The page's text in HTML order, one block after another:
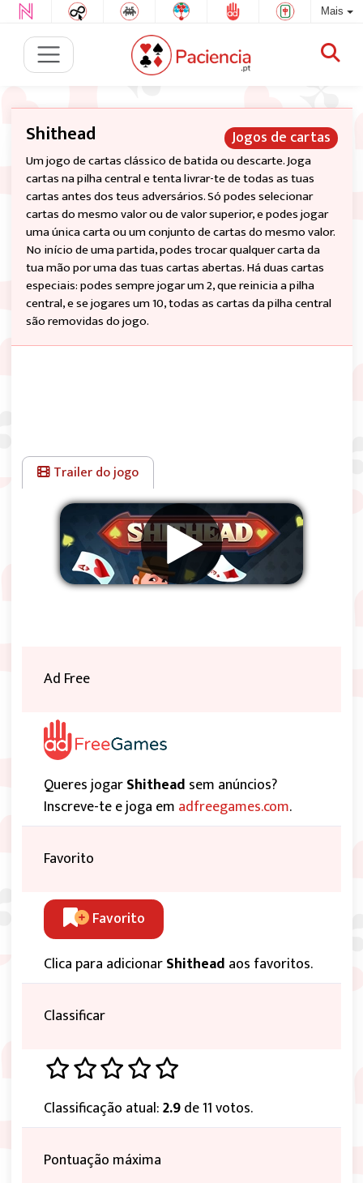
Mais
Jogos de cartas
Shithead
Um jogo de cartas clássico de batida ou descarte. Joga
cartas na pilha central e tenta livrar-te de todas as tuas
cartas antes dos teus adversários. Só podes selecionar
cartas do mesmo valor ou de valor superior, e podes jogar
uma única carta ou um conjunto de cartas do mesmo valor.
No início de uma partida, podes trocar qualquer carta da
tua mão por uma das tuas cartas abertas. Há duas cartas
especiais: podes sempre jogar um 2, que reinicia a pilha
central, e se jogares um 10, todas as cartas da pilha central
são removidas do jogo.
Trailer do jogo
Ad Free
Queres jogarShithead sem anúncios?
Inscreve-te e joga em adfreegames.com.
Favorito
Favorito
Clica para adicionarShithead aos favoritos.
Classificar
Classificação atual:2.9de 11 votos.
Pontuação máxima